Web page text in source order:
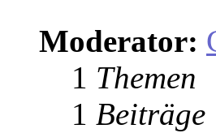
Moderator:
1 Themen
1 Beiträge